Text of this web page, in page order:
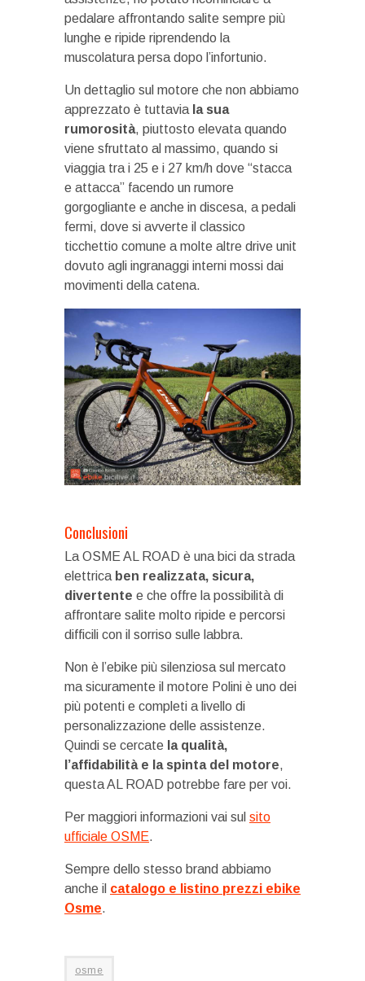
pedalare affrontando salite sempre più
lunghe e ripide riprendendo la
muscolatura persa dopo l’infortunio.
Un dettaglio sul motore che non abbiamo
apprezzato è tuttavia la sua
rumorosità, piuttosto elevata quando
viene sfruttato al massimo, quando si
viaggia tra i 25 e i 27 km/h dove “stacca
e attacca” facendo un rumore
gorgogliante e anche in discesa, a pedali
fermi, dove si avverte il classico
ticchettio comune a molte altre drive unit
dovuto agli ingranaggi interni mossi dai
movimenti della catena.
Conclusioni
La OSME AL ROAD è una bici da strada
elettrica ben realizzata, sicura,
divertente e che offre la possibilità di
affrontare salite molto ripide e percorsi
difficili con il sorriso sulle labbra.
Non è l’ebike più silenziosa sul mercato
ma sicuramente il motore Polini è uno dei
più potenti e completi a livello di
personalizzazione delle assistenze.
Quindi se cercate la qualità,
l’affidabilità e la spinta del motore,
questa AL ROAD potrebbe fare per voi.
Per maggiori informazioni vai sul sito
ufficiale OSME.
Sempre dello stesso brand abbiamo
anche il catalogo e listino prezzi ebike
Osme.
osme